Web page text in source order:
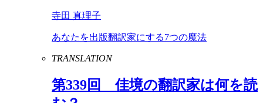
寺田 真理子
あなたを出版翻訳家にする7つの魔法
TRANSLATION
第339回 佳境の翻訳家は何を読